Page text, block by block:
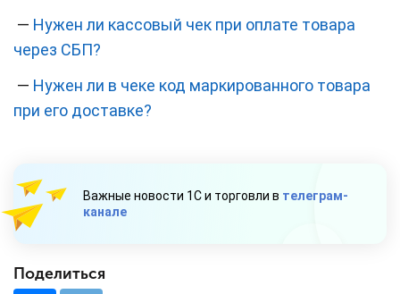
— Нужен ли кассовый чек при оплате товара
через СБП?
— Нужен ли в чеке код маркированного товара
при его доставке?
Важные новости 1С и торговли в телеграм-
канале
Поделиться